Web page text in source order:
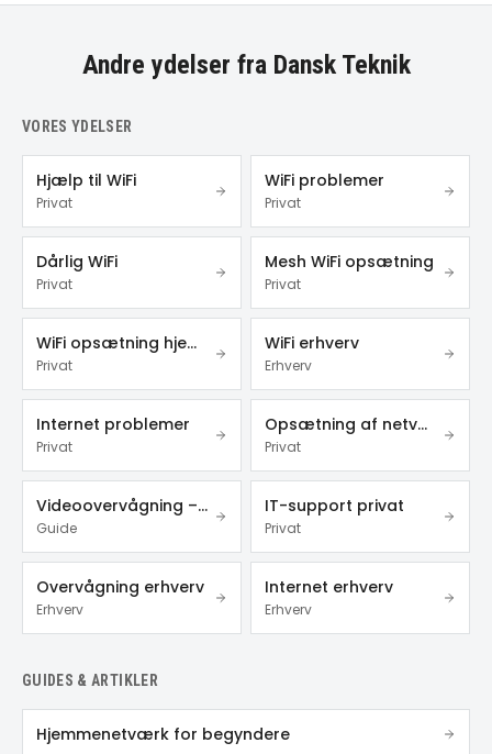
Andre ydelser fra Dansk Teknik
VORES YDELSER
Hjælp til WiFi
Privat
WiFi problemer
Privat
Dårlig WiFi
Privat
Mesh WiFi opsætning
Privat
WiFi opsætning hjemme
Privat
WiFi erhverv
Erhverv
Internet problemer
Privat
Opsætning af netværk
Privat
Videoovervågning – privat & erhverv
Guide
IT-support privat
Privat
Overvågning erhverv
Erhverv
Internet erhverv
Erhverv
GUIDES & ARTIKLER
Hjemmenetværk for begyndere